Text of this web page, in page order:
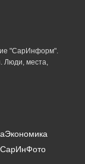
"СарИнформ".
Люди, места,
Экономика
СарИнФото